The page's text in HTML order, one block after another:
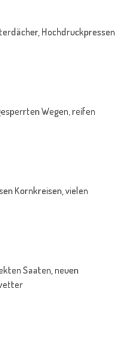
Hochdruckpressen
Wegen, reifen
Kornkreisen, vielen
Saaten, neuen